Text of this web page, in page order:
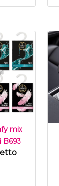
mix
B693